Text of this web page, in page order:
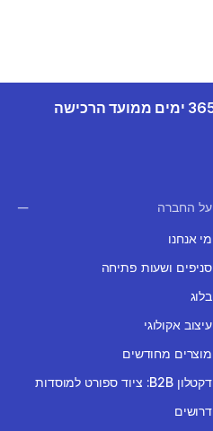
על החברה
מי אנחנו
סניפים ושעות פתיחה
בלוג
עיצוב אקולוגי
מוצרים מחודשים
דקטלון B2B: ציוד ספורט למוסדות
דרושים